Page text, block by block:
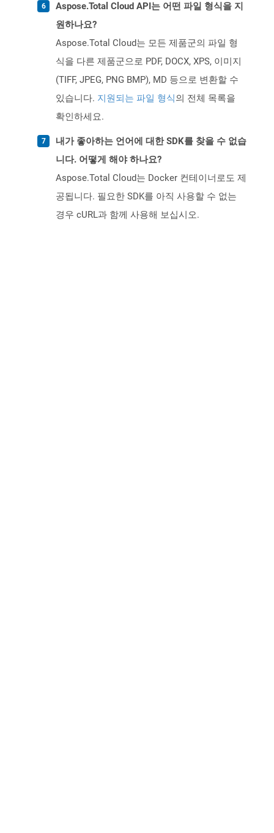
Aspose.Total Cloud API는 어떤 파일 형식을 지
원하나요?
Aspose.Total Cloud는 모든 제품군의 파일 형
식을 다른 제품군으로 PDF, DOCX, XPS, 이미지
(TIFF, JPEG, PNG BMP), MD 등으로 변환할 수
있습니다. 지원되는 파일 형식의 전체 목록을
확인하세요.
내가 좋아하는 언어에 대한 SDK를 찾을 수 없습
니다. 어떻게 해야 하나요?
Aspose.Total Cloud는 Docker 컨테이너로도 제
공됩니다. 필요한 SDK를 아직 사용할 수 없는
경우 cURL과 함께 사용해 보십시오.